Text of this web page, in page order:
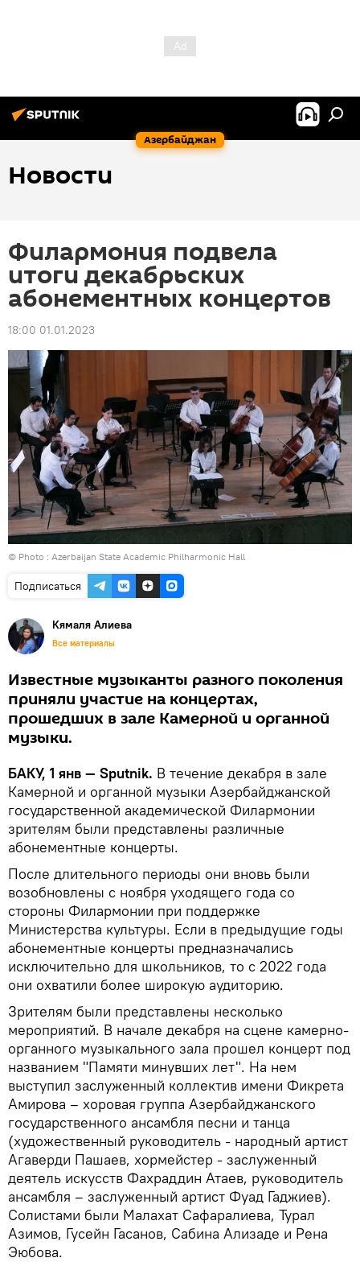
Азербайджан
Новости
Филармония подвела
итоги декабрьских
абонементных концертов
18:00 01.01.2023
© Photo : Azerbaijan State Academic Philharmonic Hall
Подписаться
Кямаля Алиева
Все материалы
Известные музыканты разного поколения
приняли участие на концертах,
прошедших в зале Камерной и органной
музыки.
БАКУ, 1 янв — Sputnik. В течение декабря в зале
Камерной и органной музыки Азербайджанской
государственной академической Филармонии
зрителям были представлены различные
абонементные концерты.
После длительного периоды они вновь были
возобновлены с ноября уходящего года со
стороны Филармонии при поддержке
Министерства культуры. Если в предыдущие годы
абонементные концерты предназначались
исключительно для школьников, то с 2022 года
они охватили более широкую аудиторию.
Зрителям были представлены несколько
мероприятий. В начале декабря на сцене камерно-
органного музыкального зала прошел концерт под
названием "Памяти минувших лет". На нем
выступил заслуженный коллектив имени Фикрета
Амирова – хоровая группа Азербайджанского
государственного ансамбля песни и танца
(художественный руководитель - народный артист
Агаверди Пашаев, хормейстер - заслуженный
деятель искусств Фахраддин Атаев, руководитель
ансамбля – заслуженный артист Фуад Гаджиев).
Солистами были Малахат Сафаралиева, Турал
Азимов, Гусейн Гасанов, Сабина Ализаде и Рена
Эюбова.